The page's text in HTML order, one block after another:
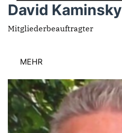
David Kaminsky
Mitgliederbeauftragter
MEHR